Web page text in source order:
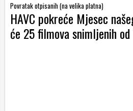
Povratak otpisanih (na velika platna)
HAVC pokreće Mjesec
će 25 filmova snimljenih